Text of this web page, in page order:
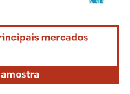
conforme CC BY 4.0.